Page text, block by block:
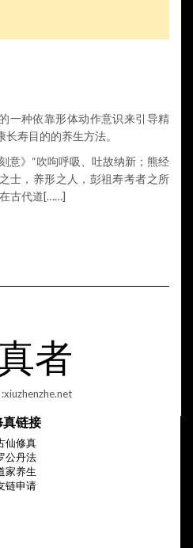
一种依靠形体动作意识来引导精
寿目的的养生方法。
意》 “吹呴呼吸、吐故纳新 ； 熊经
士，养形之人，彭祖寿考者之所
古代道[……]
者
真链接
仙修真
公丹法
家养生
链申请